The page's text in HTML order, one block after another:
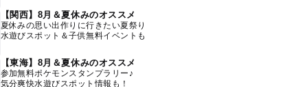
【関西】8月＆夏休みのオススメ
夏休みの思い出作りに行きたい夏祭り
水遊びスポット＆子供無料イベントも
【東海】8月＆夏休みのオススメ
参加無料ポケモンスタンプラリー♪
気分爽快水遊びスポット情報も！